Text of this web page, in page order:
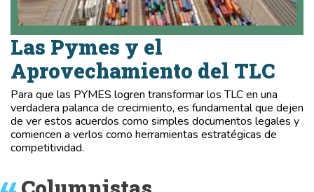
Las Pymes y el
Aprovechamiento del TLC
Para que las PYMES logren transformar los TLC en una
verdadera palanca de crecimiento, es fundamental que dejen
de ver estos acuerdos como simples documentos legales y
comiencen a verlos como herramientas estratégicas de
competitividad.